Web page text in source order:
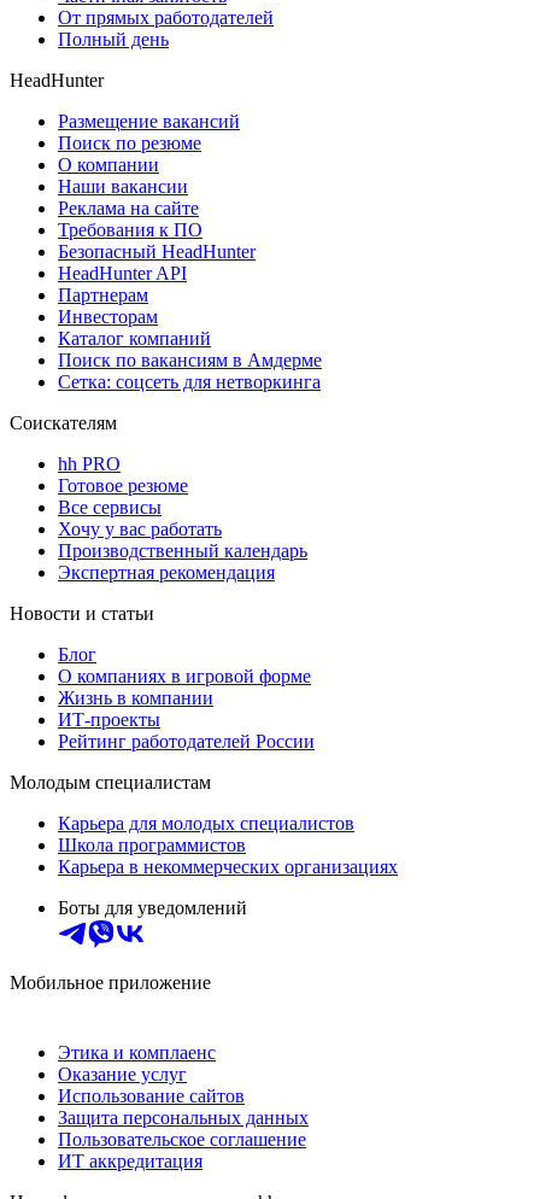
От прямых работодателей
Полный день
HeadHunter
Размещение вакансий
Поиск по резюме
О компании
Наши вакансии
Реклама на сайте
Требования к ПО
Безопасный HeadHunter
HeadHunter API
Партнерам
Инвесторам
Каталог компаний
Поиск по вакансиям в Амдерме
Сетка: соцсеть для нетворкинга
Соискателям
hh PRO
Готовое резюме
Все сервисы
Хочу у вас работать
Производственный календарь
Экспертная рекомендация
Новости и статьи
Блог
О компаниях в игровой форме
Жизнь в компании
ИТ-проекты
Рейтинг работодателей России
Молодым специалистам
Карьера для молодых специалистов
Школа программистов
Карьера в некоммерческих организациях
Боты для уведомлений
Мобильное приложение
Этика и комплаенс
Оказание услуг
Использование сайтов
Защита персональных данных
Пользовательское соглашение
ИТ аккредитация